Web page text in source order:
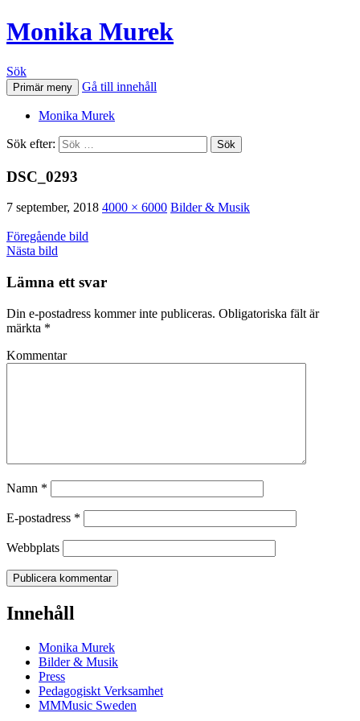
Monika Murek
Sök
Primär meny Gå till innehåll
Monika Murek
Sök efter:
DSC_0293
7 september, 2018 4000 × 6000 Bilder & Musik
Föregående bild
Nästa bild
Lämna ett svar
Din e-postadress kommer inte publiceras. Obligatoriska fält är
märkta *
Kommentar
Namn *
E-postadress *
Webbplats
Innehåll
Monika Murek
Bilder & Musik
Press
Pedagogiskt Verksamhet
MMMusic Sweden